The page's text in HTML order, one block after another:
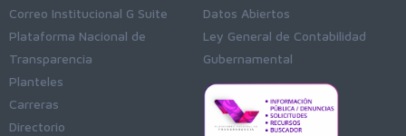
Correo Institucional G Suite
Plataforma Nacional de
Transparencia
Planteles
Carreras
Directorio
Datos Abiertos
Ley General de Contabilidad
Gubernamental